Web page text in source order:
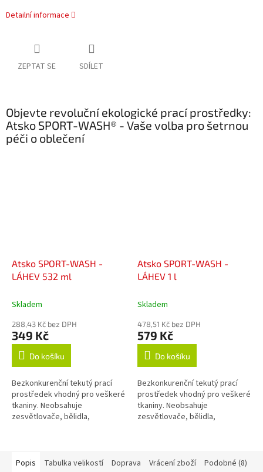
Detailní informace
ZEPTAT SE SDÍLET
Objevte revoluční ekologické prací prostředky:
Atsko SPORT-WASH® - Vaše volba pro šetrnou
péči o oblečení
Atsko SPORT-WASH -
LÁHEV 532 ml
Skladem
288,43 Kč bez DPH
349 Kč
Do košíku
Bezkonkurenční tekutý prací
prostředek vhodný pro veškeré
tkaniny. Neobsahuje
zesvětlovače, bělidla,
Atsko SPORT-WASH -
LÁHEV 1 l
Skladem
478,51 Kč bez DPH
579 Kč
Do košíku
Bezkonkurenční tekutý prací
prostředek vhodný pro veškeré
tkaniny. Neobsahuje
zesvětlovače, bělidla,
Popis
Tabulka velikostí Doprava Vrácení zboží Podobné (8)